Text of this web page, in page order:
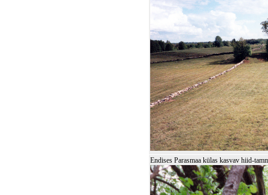
Endises Parasmaa külas kasvav hiid-